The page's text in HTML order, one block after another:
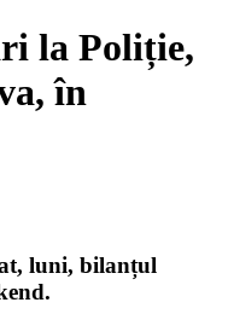
la Poliție,
în
luni, bilanțul